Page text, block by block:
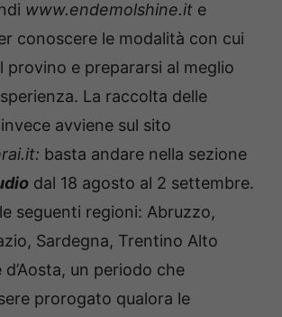
www.endemolshine.it e
conoscere le modalità con cui
provino e prepararsi al meglio
La raccolta delle
avviene sul sito
basta andare nella sezione
dal 18 agosto al 2 settembre.
seguenti regioni: Abruzzo,
Sardegna, Trentino Alto
d’Aosta, un periodo che
prorogato qualora le